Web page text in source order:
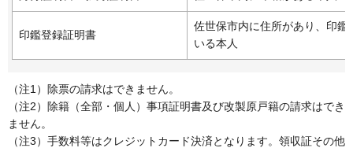
印鑑登録証明書
佐世保市内に住所があり、印鑑
いる本人
（注1）除票の請求はできません。
（注2）除籍（全部・個人）事項証明書及び改製原戸籍の請求はでき
ません。
（注3）手数料等はクレジットカード決済となります。領収証その他